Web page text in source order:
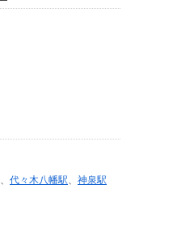
、 代々木八幡駅、 神泉駅